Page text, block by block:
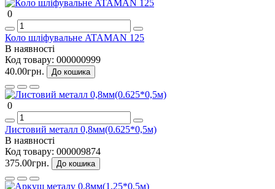
0
Коло шліфувальне ATAMAN 125
В наявності
Код товару: 000000999
40.00грн.
До кошика
0
Листовий металл 0,8мм(0.625*0,5м)
В наявності
Код товару: 000009874
375.00грн.
До кошика